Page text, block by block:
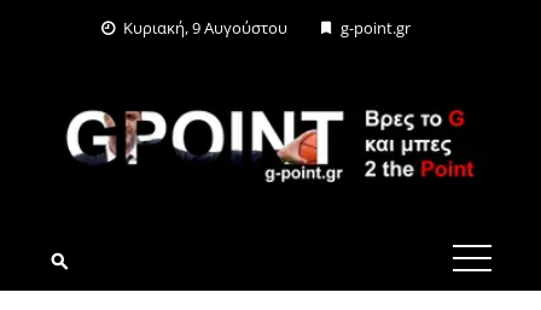
Κυριακή, 9 Αυγούστου g-point.gr
G-POINT.GR